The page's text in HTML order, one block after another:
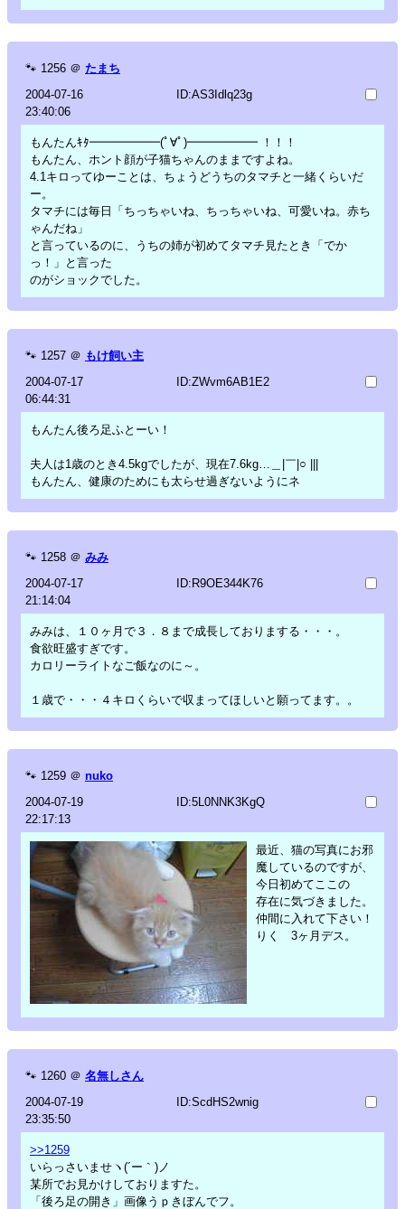
🐾 1256 ＠ たまち
2004-07-16
23:40:06
ID:AS3Idlq23g
もんたんｷﾀ━━━━━━(ﾟ∀ﾟ)━━━━━━ ！！！
もんたん、ホント顔が子猫ちゃんのままですよね。
4.1キロってゆーことは、ちょうどうちのタマチと一緒くらいだ
ー。
タマチには毎日「ちっちゃいね、ちっちゃいね、可愛いね。赤ち
ゃんだね」
と言っているのに、うちの姉が初めてタマチ見たとき「でか
っ！」と言った
のがショックでした。
🐾 1257 ＠ もけ飼い主
2004-07-17
06:44:31
ID:ZWvm6AB1E2
もんたん後ろ足ふとーい！
夫人は1歳のとき4.5kgでしたが、現在7.6kg…＿|￣|○ |||
もんたん、健康のためにも太らせ過ぎないようにネ
🐾 1258 ＠ みみ
2004-07-17
21:14:04
ID:R9OE344K76
みみは、１０ヶ月で３．８まで成長しておりまする・・・。
食欲旺盛すぎです。
カロリーライトなご飯なのに～。
１歳で・・・４キロくらいで収まってほしいと願ってます。。
🐾 1259 ＠ nuko
2004-07-19
22:17:13
ID:5L0NNK3KgQ
最近、猫の写真にお邪
魔しているのですが、
今日初めてここの
存在に気づきました。
仲間に入れて下さい！
りく 3ヶ月デス。
🐾 1260 ＠ 名無しさん
2004-07-19
23:35:50
ID:ScdHS2wnig
>>1259
いらっさいませヽ(´ー｀)ノ
某所でお見かけしておりますた。
「後ろ足の開き」画像うｐきぼんでフ。